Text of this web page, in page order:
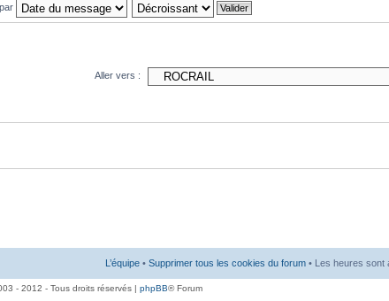
Aller vers :
L’équipe • Supprimer tous les cookies du forum • Les heures sont
- 2012 - Tous droits réservés | phpBB® Forum